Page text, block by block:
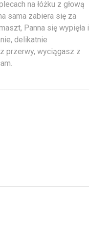
na łóżku z głową
sama zabiera się za
Panna się wypięła i
delikatnie
przerwy, wyciągasz z